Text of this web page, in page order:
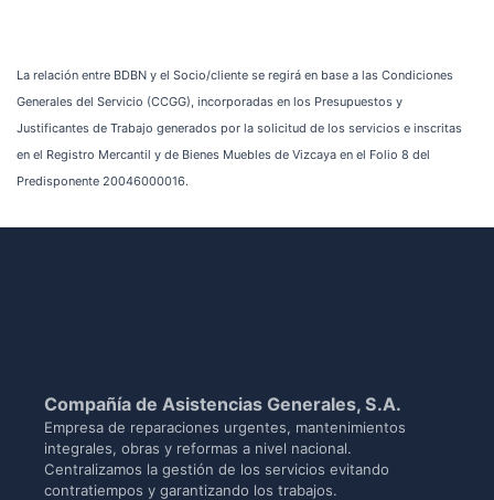
La relación entre BDBN y el Socio/cliente se regirá en base a las Condiciones
Generales del Servicio (CCGG), incorporadas en los Presupuestos y
Justificantes de Trabajo generados por la solicitud de los servicios e inscritas
en el Registro Mercantil y de Bienes Muebles de Vizcaya en el Folio 8 del
Predisponente 20046000016.
Compañía de Asistencias Generales, S.A.
Empresa de reparaciones urgentes, mantenimientos
integrales, obras y reformas a nivel nacional.
Centralizamos la gestión de los servicios evitando
contratiempos y garantizando los trabajos.